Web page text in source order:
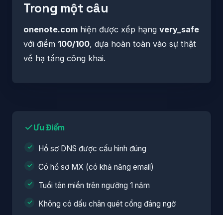
Trong một câu
onenote.com hiện được xếp hạng very_safe
với điểm 100/100, dựa hoàn toàn vào sự thật
về hạ tầng công khai.
Ưu Điểm
Hồ sơ DNS được cấu hình đúng
Có hồ sơ MX (có khả năng email)
Tuổi tên miền trên ngưỡng 1 năm
Không có dấu chân quét cổng đáng ngờ